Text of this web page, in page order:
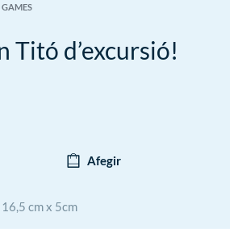
Titó d’excursió!
Afegir
cm x 5cm